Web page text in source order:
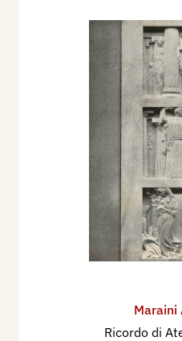
Maraini
Ricordo di